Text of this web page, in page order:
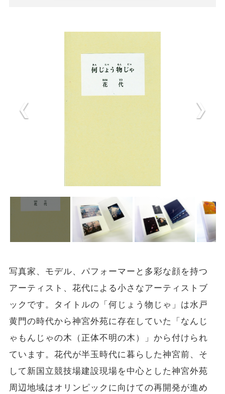
写真家、モデル、パフォーマーと多彩な顔を持つ
アーティスト、花代による小さなアーティストブ
ックです。タイトルの「何じょう物じゃ」は水戸
黄門の時代から神宮外苑に存在していた「なんじ
ゃもんじゃの木（正体不明の木）」から付けられ
ています。花代が半玉時代に暮らした神宮前、そ
して新国立競技場建設現場を中心とした神宮外苑
周辺地域はオリンピックに向けての再開発が進め